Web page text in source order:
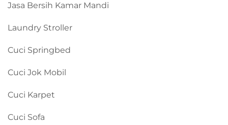
Jasa Bersih Kamar Mandi
Laundry Stroller
Cuci Springbed
Cuci Jok Mobil
Cuci Karpet
Cuci Sofa